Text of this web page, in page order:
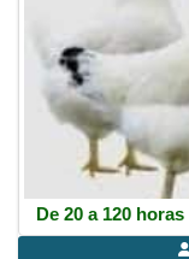
De 20 a 120 horas